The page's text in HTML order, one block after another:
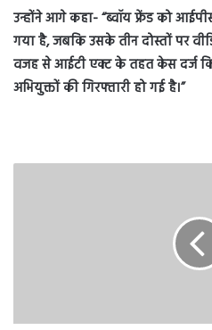
उन्होंने आगे कहा- “ब्वॉय फ्रेंड को
गया है, जबकि उसके तीन दोस्तों पर
वजह से आईटी एक्ट के तहत केस दर्ज
अभियुक्तों की गिरफ्तारी हो गई है।”